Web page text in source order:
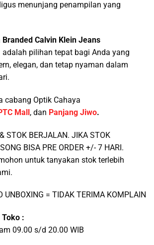
menunjang penampilan yang
Calvin Klein Jeans
adalah pilihan tepat bagi Anda yang
elegan, dan tetap nyaman dalam
cabang Optik Cahaya
Mall, dan Panjang Jiwo.
STOK BERJALAN. JIKA STOK
BISA PRE ORDER +/- 7 HARI.
untuk tanyakan stok terlebih
UNBOXING = TIDAK TERIMA KOMPLAIN
:
09.00 s/d 20.00 WIB